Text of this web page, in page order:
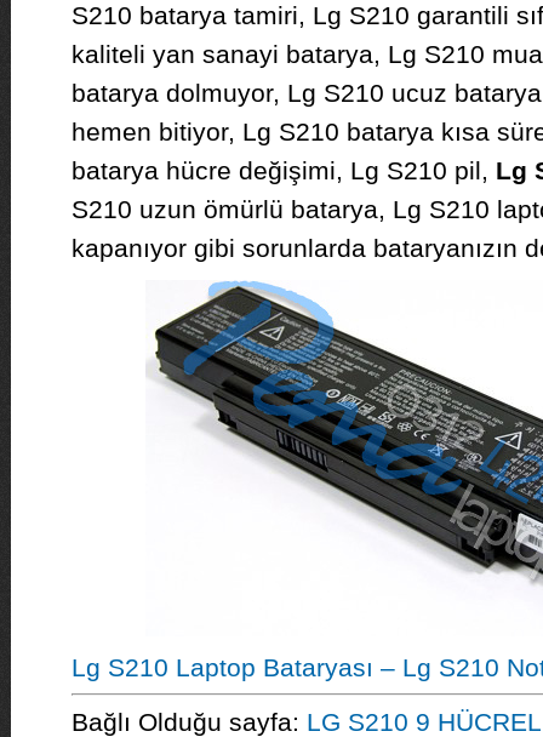
S210 batarya tamiri, Lg S210 garantili
kaliteli yan sanayi batarya, Lg S210
batarya dolmuyor, Lg S210 ucuz
hemen bitiyor, Lg S210 batarya kısa
batarya hücre değişimi, Lg S210 pil, Lg
S210 uzun ömürlü batarya, Lg S210
kapanıyor gibi sorunlarda bataryanızın
Lg S210 Laptop Bataryası – Lg S210
Bağlı Olduğu sayfa: LG S210 9